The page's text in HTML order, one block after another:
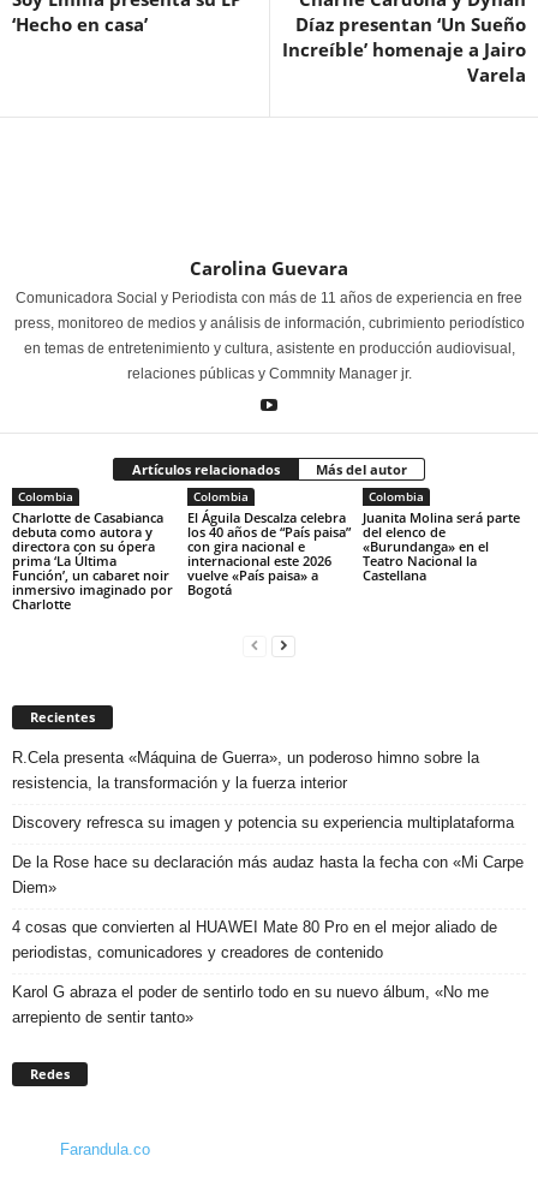
‘Hecho en casa’
Díaz presentan ‘Un Sueño
Increíble’ homenaje a Jairo
Varela
Carolina Guevara
Comunicadora Social y Periodista con más de 11 años de experiencia en free
press, monitoreo de medios y análisis de información, cubrimiento periodístico
en temas de entretenimiento y cultura, asistente en producción audiovisual,
relaciones públicas y Commnity Manager jr.
Artículos relacionados Más del autor
Colombia
Charlotte de Casabianca
debuta como autora y
directora con su ópera
prima ‘La Última
Función’, un cabaret noir
inmersivo imaginado por
Charlotte
Colombia
El Águila Descalza celebra
los 40 años de “País paisa”
con gira nacional e
internacional este 2026
vuelve «País paisa» a
Bogotá
Colombia
Juanita Molina será parte
del elenco de
«Burundanga» en el
Teatro Nacional la
Castellana
Recientes
R.Cela presenta «Máquina de Guerra», un poderoso himno sobre la
resistencia, la transformación y la fuerza interior
Discovery refresca su imagen y potencia su experiencia multiplataforma
De la Rose hace su declaración más audaz hasta la fecha con «Mi Carpe
Diem»
4 cosas que convierten al HUAWEI Mate 80 Pro en el mejor aliado de
periodistas, comunicadores y creadores de contenido
Karol G abraza el poder de sentirlo todo en su nuevo álbum, «No me
arrepiento de sentir tanto»
Redes
Farandula.co